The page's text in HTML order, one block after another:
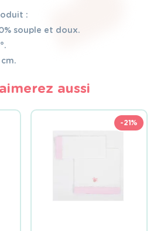
:
souple et doux.
aussi
-21%